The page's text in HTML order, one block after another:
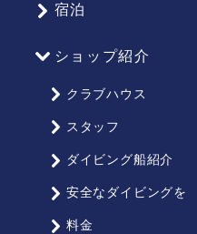
宿泊
ショップ紹介
クラブハウス
スタッフ
ダイビング船紹介
安全なダイビングを
料金